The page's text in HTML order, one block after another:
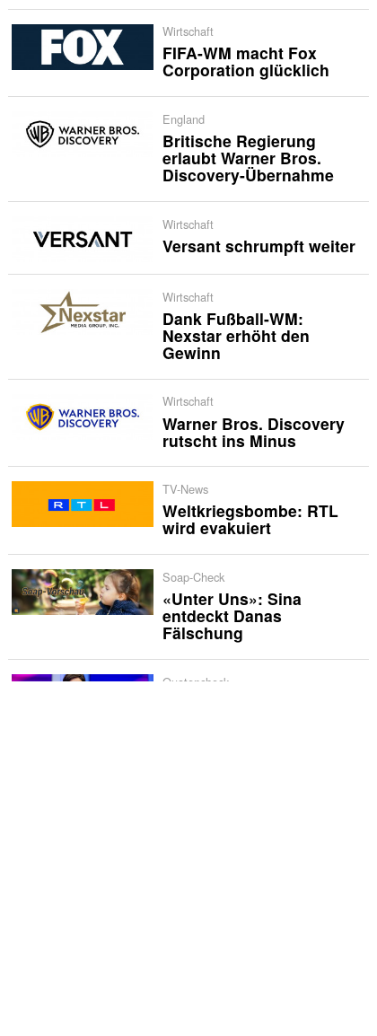
Wirtschaft
FIFA-WM macht Fox
Corporation glücklich
England
Britische Regierung
erlaubt Warner Bros.
Discovery-Übernahme
Wirtschaft
Versant schrumpft weiter
Wirtschaft
Dank Fußball-WM:
Nexstar erhöht den
Gewinn
Wirtschaft
Warner Bros. Discovery
rutscht ins Minus
TV-News
Weltkriegsbombe: RTL
wird evakuiert
Soap-Check
«Unter Uns»: Sina
entdeckt Danas
Fälschung
Quotencheck